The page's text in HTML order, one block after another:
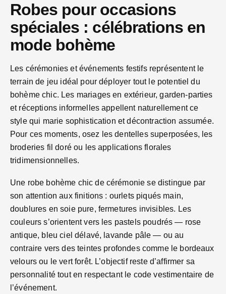
Robes pour occasions
spéciales : célébrations en
mode bohème
Les cérémonies et événements festifs représentent le
terrain de jeu idéal pour déployer tout le potentiel du
bohème chic. Les mariages en extérieur, garden-parties
et réceptions informelles appellent naturellement ce
style qui marie sophistication et décontraction assumée.
Pour ces moments, osez les dentelles superposées, les
broderies fil doré ou les applications florales
tridimensionnelles.
Une robe bohème chic de cérémonie se distingue par
son attention aux finitions : ourlets piqués main,
doublures en soie pure, fermetures invisibles. Les
couleurs s’orientent vers les pastels poudrés — rose
antique, bleu ciel délavé, lavande pâle — ou au
contraire vers des teintes profondes comme le bordeaux
velours ou le vert forêt. L’objectif reste d’affirmer sa
personnalité tout en respectant le code vestimentaire de
l’événement.